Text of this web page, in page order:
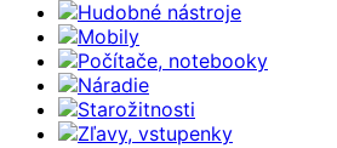
Hudobné nástroje
Mobily
Počítače, notebooky
Náradie
Starožitnosti
Zľavy, vstupenky